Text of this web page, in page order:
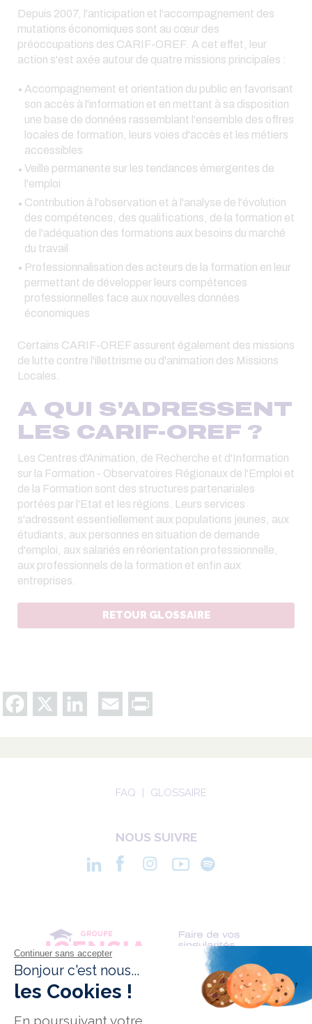
Depuis 2007, l'anticipation et l'accompagnement des
mutations économiques sont au cœur des
préoccupations des CARIF-OREF. A cet effet, leur
action s'est axée autour de quatre missions principales :
Accompagnement et orientation du public en favorisant
son accès à l'information et en mettant à sa disposition
une base de données rassemblant l'ensemble des offres
locales de formation, leurs voies d'accès et les métiers
accessibles
Veille permanente sur les tendances émergentes de
l'emploi
Contribution à l'observation et à l'analyse de l'évolution
des compétences, des qualifications, de la formation et
de l'adéquation des formations aux besoins du marché
du travail
Professionnalisation des acteurs de la formation en leur
permettant de développer leurs compétences
professionnelles face aux nouvelles données
économiques
Certains CARIF-OREF assurent également des missions
de lutte contre l'illettrisme ou d'animation des Missions
Locales.
A QUI S'ADRESSENT
LES CARIF-OREF ?
Les Centres d'Animation, de Recherche et d'Information
sur la Formation - Observatoires Régionaux de l'Emploi et
de la Formation sont des structures partenariales
portées par l'Etat et les régions. Leurs services
s'adressent essentiellement aux populations jeunes, aux
étudiants, aux personnes en situation de demande
d'emploi, aux salariés en réorientation professionnelle,
aux professionnels de la formation et enfin aux
entreprises.
RETOUR GLOSSAIRE
Facebook LinkedIn Email
FAQ GLOSSAIRE
NOUS SUIVRE